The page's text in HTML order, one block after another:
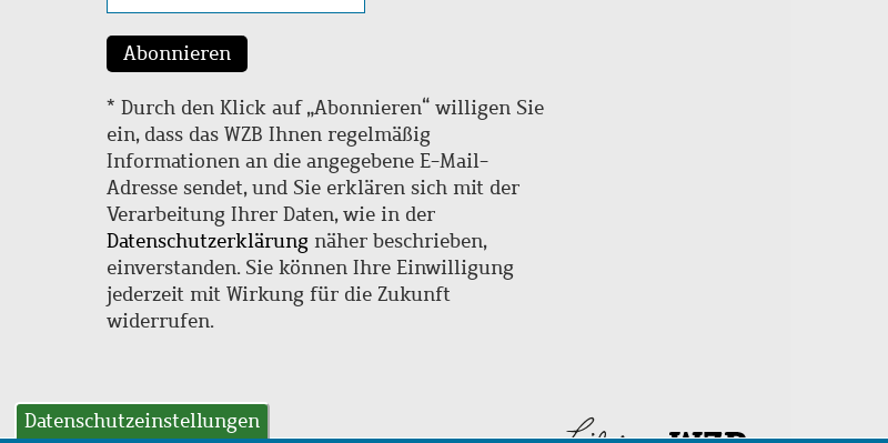
Abonnieren
* Durch den Klick auf „Abonnieren“ willigen Sie
ein, dass das WZB Ihnen regelmäßig
Informationen an die angegebene E-Mail-
Adresse sendet, und Sie erklären sich mit der
Verarbeitung Ihrer Daten, wie in der
Datenschutzerklärung näher beschrieben,
einverstanden. Sie können Ihre Einwilligung
jederzeit mit Wirkung für die Zukunft
widerrufen.
Datenschutzeinstellungen